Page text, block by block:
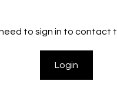
to sign in to contact
Login